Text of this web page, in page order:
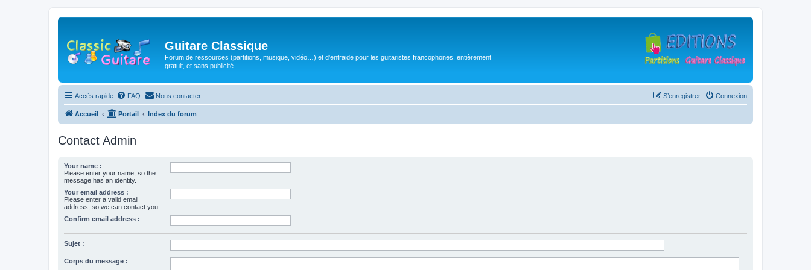
Guitare Classique
Forum de ressources (partitions, musique, vidéo…) et d'entraide pour les guitaristes francophones, entièrement
gratuit, et sans publicité.
Accès rapide FAQ Nous contacter Connexion
S’enregistrer
Accueil Portail Index du forum
Contact Admin
Your name :
Please enter your name, so the
message has an identity.
Your email address :
Please enter a valid email
address, so we can contact you.
Confirm email address :
Sujet :
Corps du message :